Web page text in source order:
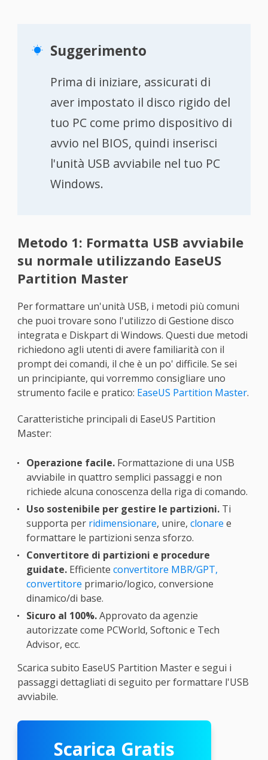
 Suggerimento
Prima di iniziare, assicurati di
aver impostato il disco rigido del
tuo PC come primo dispositivo di
avvio nel BIOS, quindi inserisci
l'unità USB avviabile nel tuo PC
Windows.
Metodo 1: Formatta USB avviabile
su normale utilizzando EaseUS
Partition Master
Per formattare un'unità USB, i metodi più comuni
che puoi trovare sono l'utilizzo di Gestione disco
integrata e Diskpart di Windows. Questi due metodi
richiedono agli utenti di avere familiarità con il
prompt dei comandi, il che è un po' difficile. Se sei
un principiante, qui vorremmo consigliare uno
strumento facile e pratico: EaseUS Partition Master.
Caratteristiche principali di EaseUS Partition
Master:
Operazione facile.Formattazione di una USB
avviabile in quattro semplici passaggi e non
richiede alcuna conoscenza della riga di comando.
Uso sostenibile per gestire le partizioni.Ti
supporta per ridimensionare, unire, clonare e
formattare le partizioni senza sforzo.
Convertitore di partizioni e procedure
guidate.Efficiente convertitore MBR/GPT,
convertitore primario/logico, conversione
dinamico/di base.
Sicuro al 100%.Approvato da agenzie
autorizzate come PCWorld, Softonic e Tech
Advisor, ecc.
Scarica subito EaseUS Partition Master e segui i
passaggi dettagliati di seguito per formattare l'USB
avviabile.
Scarica Gratis